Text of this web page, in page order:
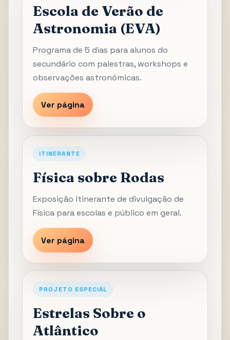
Escola de Verão de
Astronomia (EVA)
Programa de 5 dias para alunos do
secundário com palestras, workshops e
observações astronómicas.
Ver página
ITINERANTE
Física sobre Rodas
Exposição itinerante de divulgação de
Física para escolas e público em geral.
Ver página
PROJETO ESPECIAL
Estrelas Sobre o
Atlântico